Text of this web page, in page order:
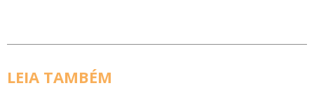
LEIA TAMBÉM